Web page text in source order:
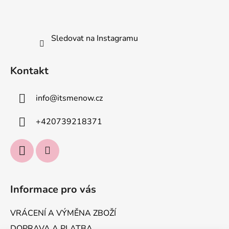
Sledovat na Instagramu
Kontakt
info@itsmenow.cz
+420739218371
Informace pro vás
VRÁCENÍ A VÝMĚNA ZBOŽÍ